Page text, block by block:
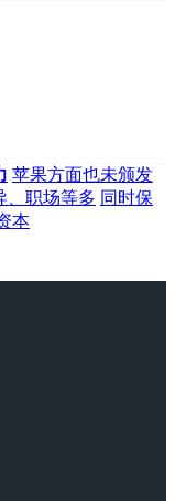
苹果方面也未颁发
、职场等多 同时保
本